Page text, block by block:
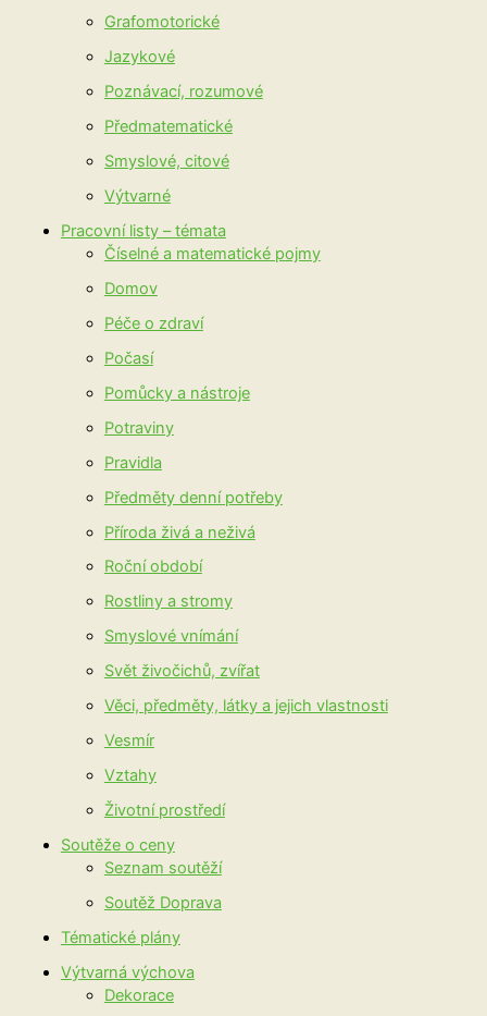
Grafomotorické
Jazykové
Poznávací, rozumové
Předmatematické
Smyslové, citové
Výtvarné
Pracovní listy – témata
Číselné a matematické pojmy
Domov
Péče o zdraví
Počasí
Pomůcky a nástroje
Potraviny
Pravidla
Předměty denní potřeby
Příroda živá a neživá
Roční období
Rostliny a stromy
Smyslové vnímání
Svět živočichů, zvířat
Věci, předměty, látky a jejich vlastnosti
Vesmír
Vztahy
Životní prostředí
Soutěže o ceny
Seznam soutěží
Soutěž Doprava
Tématické plány
Výtvarná výchova
Dekorace